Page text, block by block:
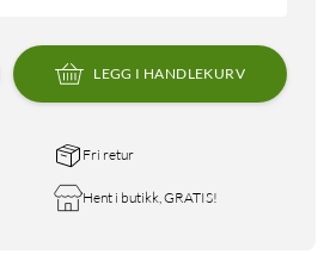
LEGG I HANDLEKURV
Fri retur
Hent i butikk, GRATIS!